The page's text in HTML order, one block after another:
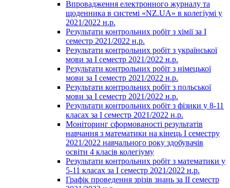
Впровадження електронного журналу та
щоденника в системі «NZ.UA» в колегіумі у
2021/2022 н.р.
Результати контрольних робіт з хімії за І
семестр 2021/2022 н.р.
Результати контрольних робіт з української
мови за І семестр 2021/2022 н.р.
Результати контрольних робіт з німецької
мови за І семестр 2021/2022 н.р.
Результати контрольних робіт з польської
мови за І семестр 2021/2022 н.р.
Результати контрольних робіт з фізики у 8-11
класах за І семестр 2021/2022 н.р.
Моніторинг сформованості результатів
навчання з математики на кінець І семестру
2021/2022 навчального року здобувачів
освіти 4 класів колегіуму
Результати контрольних робіт з математики у
5-11 класах за І семестр 2021/2022 н.р.
Графік проведення зрізів знань за ІІ семестр